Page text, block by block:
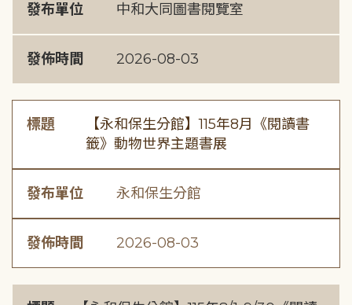
發布單位 中和大同圖書閱覽室
發佈時間 2026-08-03
標題
【永和保生分館】115年8月《閱讀書
籤》動物世界主題書展
發布單位 永和保生分館
發佈時間 2026-08-03